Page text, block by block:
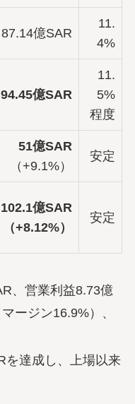
87.14億SAR
11.
4%
94.45億SAR
11.
5%
程度
51億SAR
（+9.1%）
安定
102.1億SAR
（+8.12%）
安定
、営業利益8.73億
ージン16.9%）、
を達成し、上場以来